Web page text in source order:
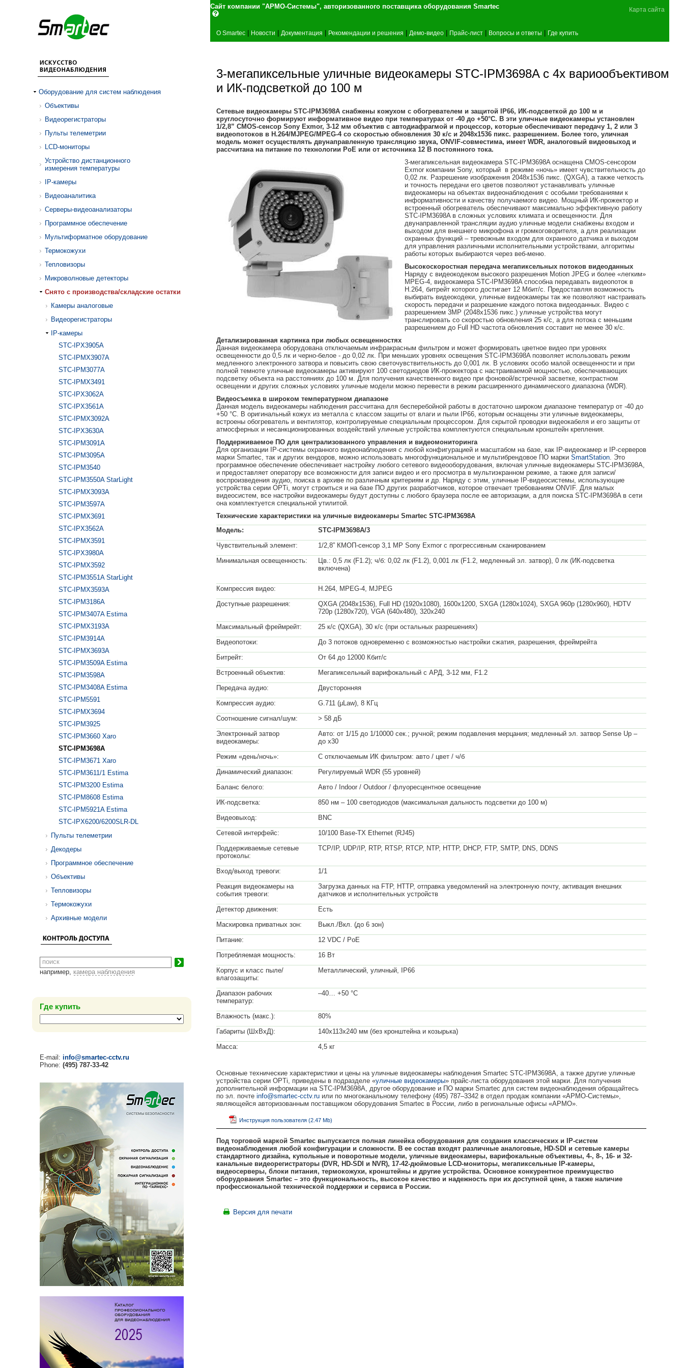
Сайт компании "АРМО-Системы", авторизованного поставщика оборудования Smartec Карта сайта
О Smartec Новости Документация Рекомендации и решения Демо-видео Прайс-лист Вопросы и ответы Где купить
Оборудование для систем наблюдения
Объективы
Видеорегистраторы
Пульты телеметрии
LCD-мониторы
Устройство дистанционного
измерения температуры
IP-камеры
Видеоаналитика
Серверы-видеоанализаторы
Программное обеспечение
Мультиформатное оборудование
Термокожухи
Тепловизоры
Микроволновые детекторы
Cнято с производства/складские остатки
Камеры аналоговые
Видеорегистраторы
IP-камеры
STC-IPX3905A
STC-IPMX3907A
STC-IPM3077A
STC-IPMX3491
STC-IPX3062A
STC-IPX3561A
STC-IPMX3092A
STC-IPX3630A
STC-IPM3091A
STC-IPM3095A
STC-IPM3540
STC-IPM3550A StarLight
STC-IPMX3093A
STC-IPM3597A
STC-IPMX3691
STC-IPX3562A
STC-IPMX3591
STC-IPX3980A
STC-IPMX3592
STC-IPM3551A StarLight
STC-IPMX3593A
STC-IPM3186A
STC-IPM3407A Estima
STC-IPMX3193A
STC-IPM3914A
STC-IPMX3693A
STC-IPM3509A Estima
STC-IPM3598A
STC-IPM3408A Estima
STC-IPM5591
STC-IPMX3694
STC-IPM3925
STC-IPM3660 Xaro
STC-IPM3698A
STC-IPM3671 Xaro
STC-IPM3611/1 Estima
STC-IPM3200 Estima
STC-IPM8608 Estima
STC-IPM5921A Estima
STC-IPX6200/6200SLR-DL
Пульты телеметрии
Декодеры
Программное обеспечение
Объективы
Тепловизоры
Термокожухи
Архивные модели
например, камера наблюдения
Где купить
E-mail: info@smartec-cctv.ru
Phone: (495) 787-33-42
3-мегапиксельные уличные видеокамеры STC-IPM3698A с 4х вариообъективом
и ИК-подсветкой до 100 м
Сетевые видеокамеры STC-IPM3698A снабжены кожухом с обогревателем и защитой IP66, ИК-подсветкой до 100 м и
круглосуточно формируют информативное видео при температурах от -40 до +50°C. В эти уличные видеокамеры установлен
1/2,8” CMOS-сенсор Sony Exmor, 3-12 мм объектив с автодиафрагмой и процессор, которые обеспечивают передачу 1, 2 или 3
видеопотоков в Н.264/MJPEG/MPEG-4 со скоростью обновления 30 к/с и 2048х1536 пикс. разрешением. Более того, уличная
модель может осуществлять двунаправленную трансляцию звука, ONVIF-совместима, имеет WDR, аналоговый видеовыход и
рассчитана на питание по технологии РоЕ или от источника 12 В постоянного тока.
3-мегапиксельная видеокамера STC-IPM3698A оснащена CMOS-сенсором
Exmor компании Sony, который в режиме «ночь» имеет чувствительность до
0,02 лк. Разрешение изображения 2048x1536 пикс. (QXGA), а также четкость
и точность передачи его цветов позволяют устанавливать уличные
видеокамеры на объектах видеонаблюдения с особыми требованиями к
информативности и качеству получаемого видео. Мощный ИК-прожектор и
встроенный обогреватель обеспечивают максимально эффективную работу
STC-IPM3698A в сложных условиях климата и освещенности. Для
двунаправленной трансляции аудио уличные модели снабжены входом и
выходом для внешнего микрофона и громкоговорителя, а для реализации
охранных функций – тревожным входом для охранного датчика и выходом
для управления различными исполнительными устройствами, алгоритмы
работы которых выбираются через веб-меню.
Высокоскоростная передача мегапиксельных потоков видеоданных
Наряду с видеокодеком высокого разрешения Motion JPEG и более «легким»
MPEG-4, видеокамера STC-IPM3698A способна передавать видеопоток в
H.264, битрейт которого достигает 12 Мбит/с. Предоставляя возможность
выбирать видеокодеки, уличные видеокамеры так же позволяют настраивать
скорость передачи и разрешение каждого потока видеоданных. Видео с
разрешением 3MP (2048x1536 пикс.) уличные устройства могут
транслировать со скоростью обновления 25 к/с, а для потока с меньшим
разрешением до Full HD частота обновления составит не менее 30 к/с.
Детализированная картинка при любых освещенностях
Данная видеокамера оборудована отключаемым инфракрасным фильтром и может формировать цветное видео при уровнях
освещенности до 0,5 лк и черно-белое - до 0,02 лк. При меньших уровнях освещения STC-IPM3698A позволяет использовать режим
медленного электронного затвора и повысить свою светочувствительность до 0,001 лк. В условиях особо малой освещенности и при
полной темноте уличные видеокамеры активируют 100 светодиодов ИК-прожектора с настраиваемой мощностью, обеспечивающих
подсветку объекта на расстояниях до 100 м. Для получения качественного видео при фоновой/встречной засветке, контрастном
освещении и других сложных условиях уличные модели можно перевести в режим расширенного динамического диапазона (WDR).
Видеосъемка в широком температурном диапазоне
Данная модель видеокамеры наблюдения рассчитана для бесперебойной работы в достаточно широком диапазоне температур от -40 до
+50 °С. В оригинальный кожух из металла с классом защиты от влаги и пыли IP66, которым оснащены эти уличные видеокамеры,
встроены обогреватель и вентилятор, контролируемые специальным процессором. Для скрытой проводки видеокабеля и его защиты от
атмосферных и несанкционированных воздействий уличные устройства комплектуются специальным кронштейн крепления.
Поддерживаемое ПО для централизованного управления и видеомониторинга
Для организации IP-системы охранного видеонаблюдения с любой конфигурацией и масштабом на базе, как IP-видеокамер и IP-серверов
марки Smartec, так и других вендоров, можно использовать многофункциональное и мультибрендовое ПО марки SmartStation. Это
программное обеспечение обеспечивает настройку любого сетевого видеооборудования, включая уличные видеокамеры STC-IPM3698A,
и предоставляет оператору все возможности для записи видео и его просмотра в мультиэкранном режиме, а также для записи/
воспроизведения аудио, поиска в архиве по различным критериям и др. Наряду с этим, уличные IP-видеосистемы, использующие
устройства серии OPTi, могут строиться и на базе ПО других разработчиков, которое отвечает требованиям ONVIF. Для малых
видеосистем, все настройки видеокамеры будут доступны с любого браузера после ее авторизации, а для поиска STC-IPM3698A в сети
она комплектуется специальной утилитой.
Технические характеристики на уличные видеокамеры Smartec STC-IPM3698A
Модель:
STC-IPM3698A/3
Чувствительный элемент:
1/2,8” КМОП-сенсор 3,1 MР Sony Exmor с прогрессивным сканированием
Минимальная освещенность:
Цв.: 0,5 лк (F1.2); ч/б: 0,02 лк (F1.2), 0,001 лк (F1.2, медленный эл. затвор), 0 лк (ИК-подсветка
включена)
Компрессия видео:
H.264, MPEG-4, MJPEG
Доступные разрешения:
QXGA (2048х1536), Full HD (1920х1080), 1600х1200, SXGA (1280х1024), SXGA 960p (1280х960), HDTV
720p (1280х720), VGA (640х480), 320х240
Максимальный фреймрейт:
25 к/с (QXGA), 30 к/с (при остальных разрешениях)
Видеопотоки:
До 3 потоков одновременно с возможностью настройки сжатия, разрешения, фреймрейта
Битрейт:
От 64 до 12000 Кбит/с
Встроенный объектив:
Мегапиксельный варифокальный с АРД, 3-12 мм, F1.2
Передача аудио:
Двусторонняя
Компрессия аудио:
G.711 (μLaw), 8 КГц
Соотношение сигнал/шум:
> 58 дБ
Электронный затвор
видеокамеры:
Авто: от 1/15 до 1/10000 сек.; ручной; режим подавления мерцания; медленный эл. затвор Sense Up –
до x30
Режим «день/ночь»:
С отключаемым ИК фильтром: авто / цвет / ч/б
Динамический диапазон:
Регулируемый WDR (55 уровней)
Баланс белого:
Авто / Indoor / Outdoor / флуоресцентное освещение
ИК-подсветка:
850 нм – 100 светодиодов (максимальная дальность подсветки до 100 м)
Видеовыход:
BNC
Сетевой интерфейс:
10/100 Base-TX Ethernet (RJ45)
Поддерживаемые сетевые
протоколы:
TCP/IP, UDP/IP, RTP, RTSP, RTCP, NTP, HTTP, DHCP, FTP, SMTP, DNS, DDNS
Вход/выход тревоги:
1/1
Реакция видеокамеры на
события тревоги:
Загрузка данных на FTP, HTTP, отправка уведомлений на электронную почту, активация внешних
датчиков и исполнительных устройств
Детектор движения:
Есть
Маскировка приватных зон:
Выкл./Вкл. (до 6 зон)
Питание:
12 VDC / PoE
Потребляемая мощность:
16 Вт
Корпус и класс пыле/
влагозащиты:
Металлический, уличный, IP66
Диапазон рабочих
температур:
–40… +50 °C
Влажность (макс.):
80%
Габариты (ШхВхД):
140х113х240 мм (без кронштейна и козырька)
Масса:
4,5 кг
Основные технические характеристики и цены на уличные видеокамеры наблюдения Smartec STC-IPM3698A, а также другие уличные
устройства серии OPTi, приведены в подразделе «уличные видеокамеры» прайс-листа оборудования этой марки. Для получения
дополнительной информации на STC-IPM3698A, другое оборудование и ПО марки Smartec для систем видеонаблюдения обращайтесь
по эл. почте info@smartec-cctv.ru или по многоканальному телефону (495) 787–3342 в отдел продаж компании «АРМО-Системы»,
являющейся авторизованным поставщиком оборудования Smartec в России, либо в региональные офисы «АРМО».
Инструкция пользователя (2.47 Mb)
Под торговой маркой Smartec выпускается полная линейка оборудования для создания классических и IP-систем
видеонаблюдения любой конфигурации и сложности. В ее состав входят различные аналоговые, HD-SDI и сетевые камеры
стандартного дизайна, купольные и поворотные модели, уличные видеокамеры, варифокальные объективы, 4-, 8-, 16- и 32-
канальные видеорегистраторы (DVR, HD-SDI и NVR), 17-42-дюймовые LCD-мониторы, мегапиксельные IP-камеры,
видеосерверы, блоки питания, термокожухи, кронштейны и другие устройства. Основное конкурентное преимущество
оборудования Smartec – это функциональность, высокое качество и надежность при их доступной цене, а также наличие
профессиональной технической поддержки и сервиса в России.
Версия для печати